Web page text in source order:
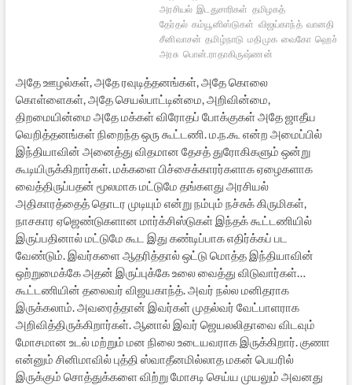
அரசியல் இடதுசாரிகள் தமிழகத்
தேர்தல் கம்யூனிஸ்டுகள் விஜய்காந்த் வானதி
சீனிவாசன் தமிழ்நாடு மதிமுக வைகோ
அரசு பொன்.ராதாகிருஷ்ணன்
அதே ஊழல்கள், அதே ரவுடித்தனங்கள், அதே கொலை
கொள்ளைகள், அதே செயல்பாட்டின்மை, அறிவின்மை,
திறமையின்மை அதே மக்கள் விரோதப் போக்குகள் அதே ஜாதீய
வெறித்தனங்கள் நிறைந்த ஒரு கூட்டணி. ம.ந.கூ என்ற அமைப்பில்
இந்தியாவின் அனைத்து விதமான தேசத் துரோகிகளும் ஒன்று
கூடியிருக்கிறார்கள். மக்களை பிச்சைக்காரர்களாக ஏழைகளாக
வைத்திருப்பதன் மூலமாக மட்டுமே தங்களது அரசியல்
அதிகாரத்தைத் தொடர முடியும் என்று நம்பும் நச்சுக் கிருமிகள்,
நாசகார ஏஜெண்டுகளான மார்க்சிஸ்டுகள் இந்தக் கூட்டணியில்
இருப்பதினால் மட்டுமே கூட இது கண்டிப்பாக எதிர்க்கப் பட
வேண்டும். இவர்களை ஆதரித்தால் ஒட்டு மொத்த இந்தியாவின்
ஒற்றுமைக்கே அதன் இருப்புக்கே உலை வைத்து விடுவார்கள்…
கூட்டணியின் தலைவர் விஜயகாந்த். அவர் நல்ல மனிதராக
இருக்கலாம். அவரைத்தான் இவர்கள் முதல்வர் வேட்பாளராக
அறிவித்திருக்கிறார்கள். ஆனால் இவர் ஜெயலலிதாவை விடவும்
மோசமான உடல் மற்றும் மன நிலை உடையவராக இருக்கிறார். குணா
என்னும் சினிமாவில் புத்தி ஸ்வாதீனமில்லாத மகன் பெயரில்
இருக்கும் சொத்துக்களை விற்று மோசடி செய்ய முயலும் அவனது